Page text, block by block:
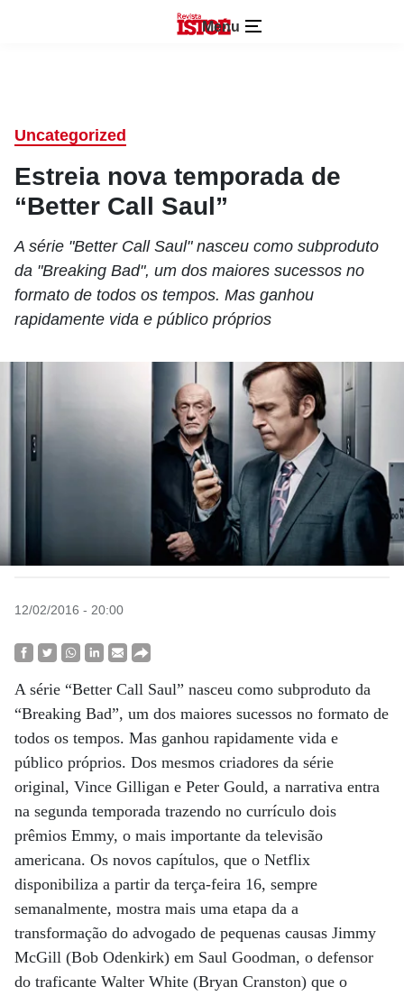
Menu
Uncategorized
Estreia nova temporada de
“Better Call Saul”
A série "Better Call Saul" nasceu como subproduto
da "Breaking Bad", um dos maiores sucessos no
formato de todos os tempos. Mas ganhou
rapidamente vida e público próprios
12/02/2016 - 20:00
A série “Better Call Saul” nasceu como subproduto da
“Breaking Bad”, um dos maiores sucessos no formato de
todos os tempos. Mas ganhou rapidamente vida e
público próprios. Dos mesmos criadores da série
original, Vince Gilligan e Peter Gould, a narrativa entra
na segunda temporada trazendo no currículo dois
prêmios Emmy, o mais importante da televisão
americana. Os novos capítulos, que o Netflix
disponibiliza a partir da terça-feira 16, sempre
semanalmente, mostra mais uma etapa da a
transformação do advogado de pequenas causas Jimmy
McGill (Bob Odenkirk) em Saul Goodman, o defensor
do traficante Walter White (Bryan Cranston) que o